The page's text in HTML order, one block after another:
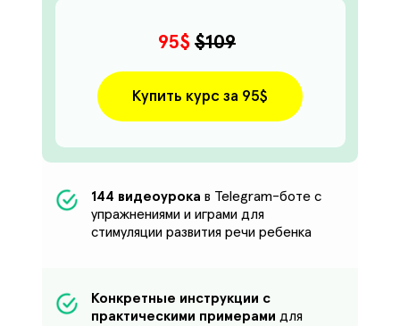
144 видеоурока в Telegram-боте с
упражнениями и играми для
стимуляции развития речи ребенка
Конкретные инструкции с
практическими примерами для
95$ $109
Купить курс за 95$